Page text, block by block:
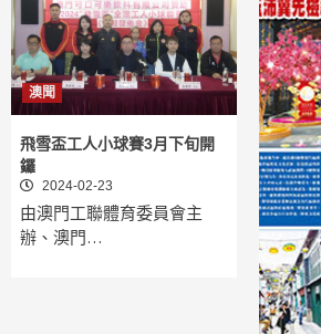
澳聞
飛雪盃工人小球賽3月下旬開
鑼
2024-02-23
由澳門工聯體育委員會主
辦、澳門…